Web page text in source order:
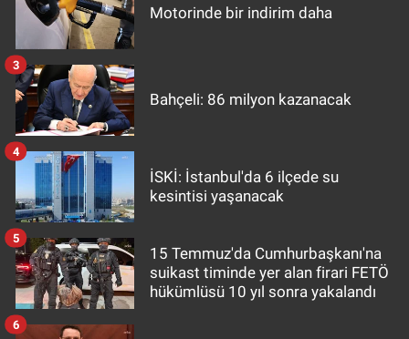
Motorinde bir indirim daha
Bahçeli: 86 milyon kazanacak
3
İSKİ: İstanbul'da 6 ilçede su
kesintisi yaşanacak
4
15 Temmuz'da Cumhurbaşkanı'na
suikast timinde yer alan firari FETÖ
hükümlüsü 10 yıl sonra yakalandı
5
6